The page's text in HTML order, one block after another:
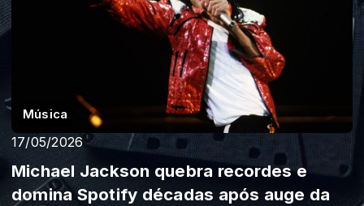
Música
17/05/2026
Michael Jackson quebra recordes e
domina Spotify décadas após auge da